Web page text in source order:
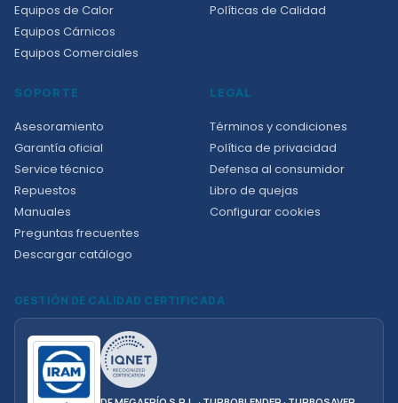
Equipos de Calor
Equipos Cárnicos
Equipos Comerciales
Políticas de Calidad
SOPORTE
Asesoramiento
Garantía oficial
Service técnico
Repuestos
Manuales
Preguntas frecuentes
Descargar catálogo
LEGAL
Términos y condiciones
Política de privacidad
Defensa al consumidor
Libro de quejas
Configurar cookies
GESTIÓN DE CALIDAD CERTIFICADA